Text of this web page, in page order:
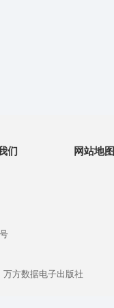
们 网站地图
方数据电子出版社